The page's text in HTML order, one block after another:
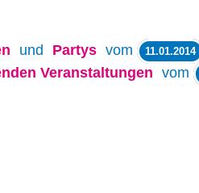
und Partys vom 11.01.2014
Veranstaltungen vom